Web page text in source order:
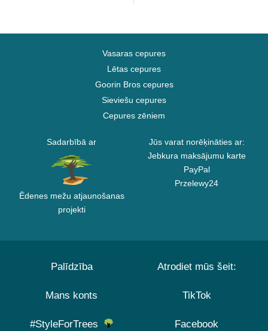
Vasaras cepures
Lētas cepures
Goorin Bros cepures
Sieviešu cepures
Cepures zēniem
Sadarbībā ar
Ēdenes mežu atjaunošanas
projekti
Jūs varat norēķināties ar:
Jebkura maksājumu karte
PayPal
Przelewy24
Palīdzība
Mans konts
#StyleForTrees
Atrodiet mūs šeit:
TikTok
Facebook